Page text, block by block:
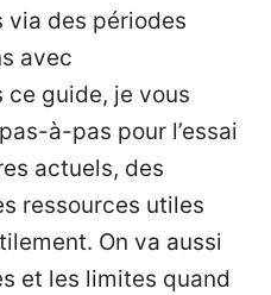
des périodes
avec
ce guide, je vous
à-pas pour l’essai
actuels, des
ressources utiles
On va aussi
et les limites quand